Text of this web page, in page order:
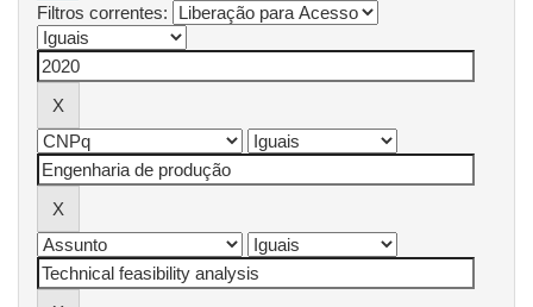
Filtros correntes: